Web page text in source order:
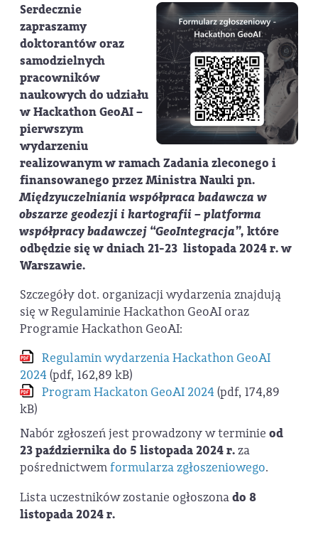
Serdecznie
zapraszamy
doktorantów oraz
samodzielnych
pracowników
naukowych do udziału
wHackathon GeoAI–
pierwszym
wydarzeniu
realizowanym w ramach Zadania zleconego i
finansowanego przez Ministra Nauki pn.
Międzyuczelniania współpraca badawcza w
obszarze geodezji i kartografii – platforma
współpracy badawczej “GeoIntegracja”, które
odbędzie się w dniach21-23 listopada 2024 r. w
Warszawie.
Szczegóły dot. organizacji wydarzenia znajdują
się w Regulaminie Hackathon GeoAI oraz
Programie Hackathon GeoAI:
Regulamin wydarzenia Hackathon GeoAI
2024 (pdf, 162,89 kB)
Program Hackaton GeoAI 2024 (pdf, 174,89
kB)
Nabór zgłoszeń jest prowadzony w terminie od
23 października do 5 listopada 2024 r.za
pośrednictwemformularza zgłoszeniowego.
Lista uczestników zostanie ogłoszonado 8
listopada 2024 r.